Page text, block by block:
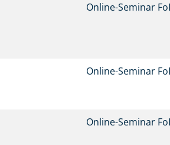
Online-Seminar
Online-Seminar
Online-Seminar